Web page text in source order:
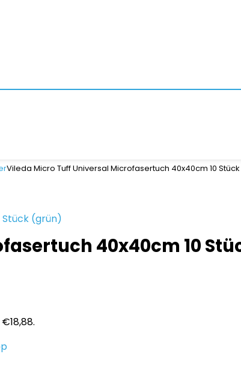
Vileda Micro Tuff Universal Microfasertuch 40x40cm 10
40x40cm 10